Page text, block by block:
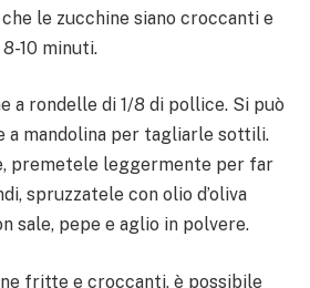
le zucchine siano croccanti e
10 minuti.
a rondelle di 1/8 di pollice. Si può
a mandolina per tagliarle sottili.
premetele leggermente per far
spruzzatele con olio d’oliva
sale, pepe e aglio in polvere.
fritte e croccanti, è possibile